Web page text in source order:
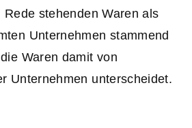
stehenden Waren als
Unternehmen stammend
Waren damit von
Unternehmen unterscheidet.